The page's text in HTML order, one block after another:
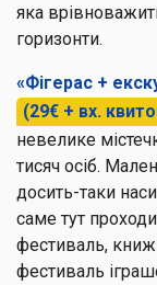
яка
горизонти.
«Фігерас +
(29€ + вх.
невелике
тисяч осіб.
досить-таки
саме тут
фестиваль,
фестиваль